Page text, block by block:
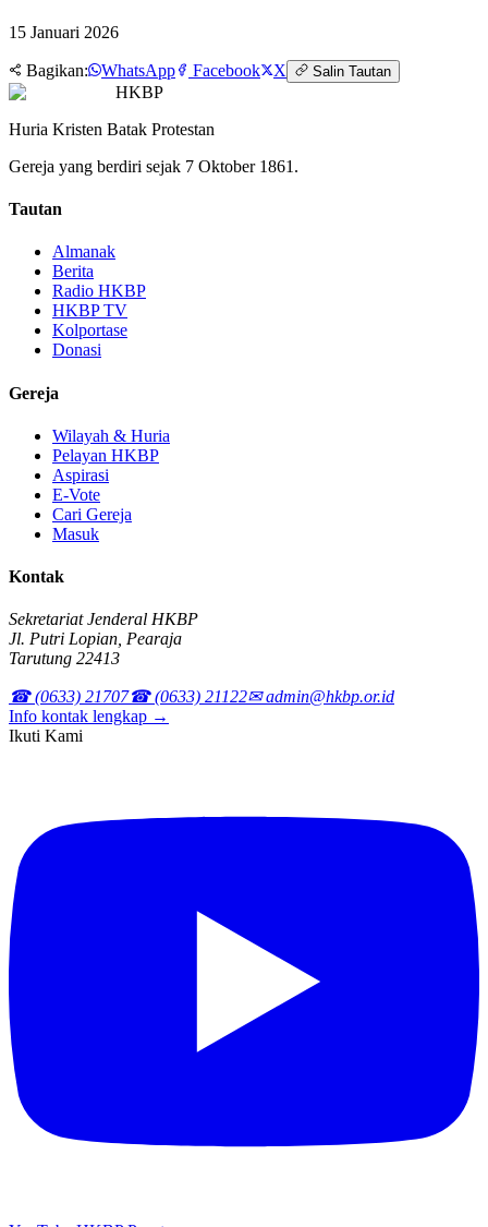
15 Januari 2026
Bagikan: WhatsApp Facebook X Salin Tautan
HKBP
Huria Kristen Batak Protestan
Gereja yang berdiri sejak 7 Oktober 1861.
Tautan
Almanak
Berita
Radio HKBP
HKBP TV
Kolportase
Donasi
Gereja
Wilayah & Huria
Pelayan HKBP
Aspirasi
E-Vote
Cari Gereja
Masuk
Kontak
Sekretariat Jenderal HKBP
Jl. Putri Lopian, Pearaja
Tarutung 22413
☎ (0633) 21707☎ (0633) 21122✉ admin@hkbp.or.id
Info kontak lengkap →
Ikuti Kami